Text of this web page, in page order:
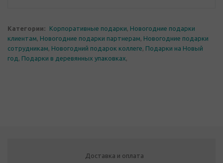
Категории: Корпоративные подарки, Новогодние подарки
клиентам, Новогодние подарки партнерам, Новогодние подарки
сотрудникам, Новогодний подарок коллеге, Подарки на Новый
год , Подарки в деревянных упаковках,
Доставка и оплата